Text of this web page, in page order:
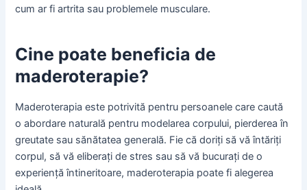
cum ar fi artrita sau problemele musculare.
Cine poate beneficia de
maderoterapie?
Maderoterapia este potrivită pentru persoanele care caută
o abordare naturală pentru modelarea corpului, pierderea în
greutate sau sănătatea generală. Fie că doriți să vă întăriți
corpul, să vă eliberați de stres sau să vă bucurați de o
experiență întineritoare, maderoterapia poate fi alegerea